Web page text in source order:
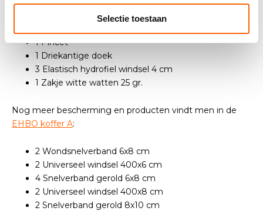
Selectie toestaan
1 Lister verbandschaar RVS
1 Pincet
1 Driekantige doek
3 Elastisch hydrofiel windsel 4 cm
1 Zakje witte watten 25 gr.
Nog meer bescherming en producten vindt men in de
EHBO koffer A:
2 Wondsnelverband 6x8 cm
2 Universeel windsel 400x6 cm
4 Snelverband gerold 6x8 cm
2 Universeel windsel 400x8 cm
2 Snelverband gerold 8x10 cm